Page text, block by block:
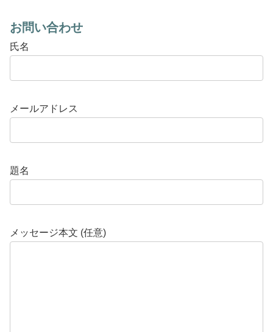
お問い合わせ
氏名
メールアドレス
題名
メッセージ本文 (任意)